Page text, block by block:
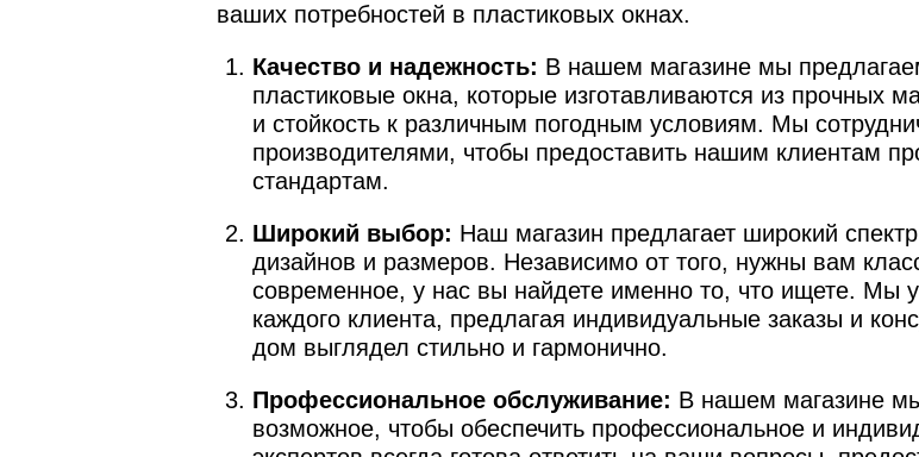
ваших потребностей в пластиковых окнах.
Качество и надежность: В нашем магазине мы
пластиковые окна, которые изготавливаются из прочных
и стойкость к различным погодным условиям. Мы
производителями, чтобы предоставить нашим клиентам
стандартам.
Широкий выбор: Наш магазин предлагает широкий
дизайнов и размеров. Независимо от того, нужны вам
современное, у нас вы найдете именно то, что ищете. Мы
каждого клиента, предлагая индивидуальные заказы и
дом выглядел стильно и гармонично.
Профессиональное обслуживание: В нашем магазине
возможное, чтобы обеспечить профессиональное и